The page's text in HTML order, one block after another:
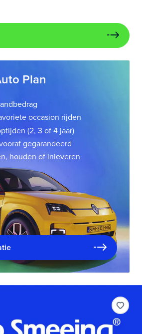
Plan
occasion rijden
(2, 3 of 4 jaar)
gegarandeerd
houden of inleveren